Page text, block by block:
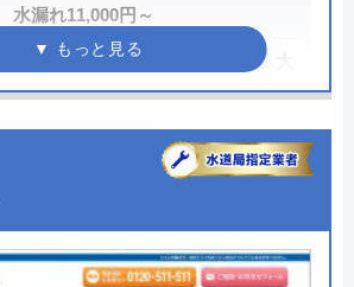
情報
株式会社スイドウサービス
東京都北区赤羽1-52-1
水漏れ11,000円～
HP限定割、作業料金から最大
3,000円割引
最短15分
年中無休
出張見積もり無料